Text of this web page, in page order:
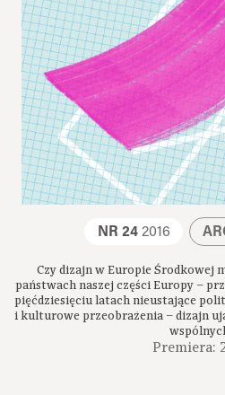
NR 242016
Czy dizajn w Europie Środkowej
państwach naszej części Europy –
pięćdziesięciu latach nieustające
i kulturowe przeobrażenia – dizajn
Premiera: